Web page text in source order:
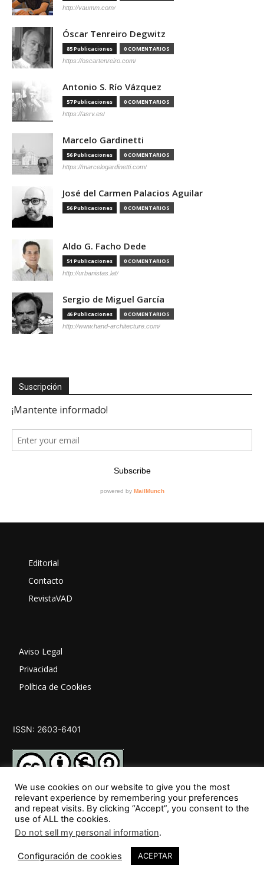
http://vaumm.com/
Óscar Tenreiro Degwitz
85 Publicaciones 0 COMENTARIOS
https://oscartenreiro.com/
Antonio S. Río Vázquez
57 Publicaciones 0 COMENTARIOS
https://asrv.es/
Marcelo Gardinetti
56 Publicaciones 0 COMENTARIOS
https://marcelogardinetti.com/
José del Carmen Palacios Aguilar
56 Publicaciones 0 COMENTARIOS
Aldo G. Facho Dede
51 Publicaciones 0 COMENTARIOS
http://urbanistas.lat/
Sergio de Miguel García
46 Publicaciones 0 COMENTARIOS
http://www.hand-architecture.com/
Suscripción
Editorial
Contacto
RevistaVAD
Aviso Legal
Privacidad
Política de Cookies
ISSN: 2603-6401
SÍGUENOS
We use cookies on our website to give you the most
relevant experience by remembering your preferences
and repeat visits. By clicking “Accept”, you consent to the
use of ALL the cookies.
Do not sell my personal information.
Configuración de cookies ACEPTAR